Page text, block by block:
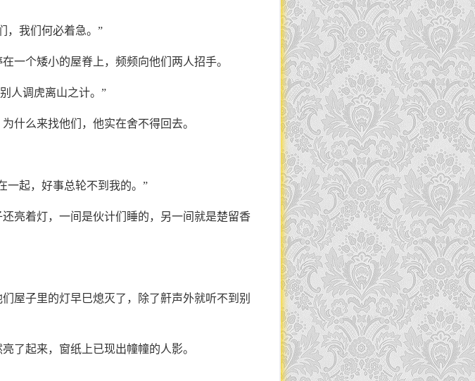
，我们何必着急。”
一个矮小的屋脊上，频频向他们两人招手。
人调虎离山之计。”
什么来找他们，他实在舍不得回去。
一起，好事总轮不到我的。”
亮着灯，一间是伙计们睡的，另一间就是楚留香
屋子里的灯早巳熄灭了，除了鼾声外就听不到别
了起来，窗纸上已现出幢幢的人影。